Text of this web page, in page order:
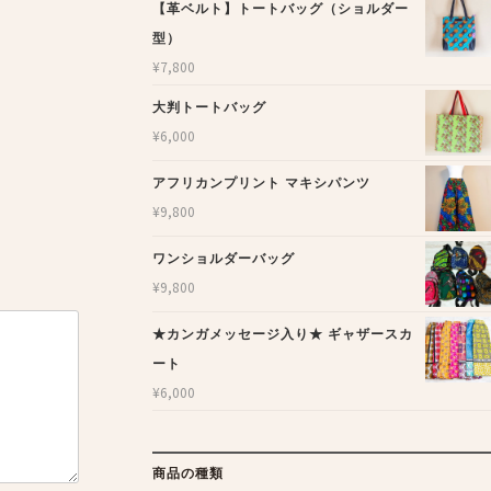
【革ベルト】トートバッグ（ショルダー
型）
¥7,800
大判トートバッグ
¥6,000
アフリカンプリント マキシパンツ
¥9,800
ワンショルダーバッグ
¥9,800
★カンガメッセージ入り★ ギャザースカ
ート
¥6,000
商品の種類